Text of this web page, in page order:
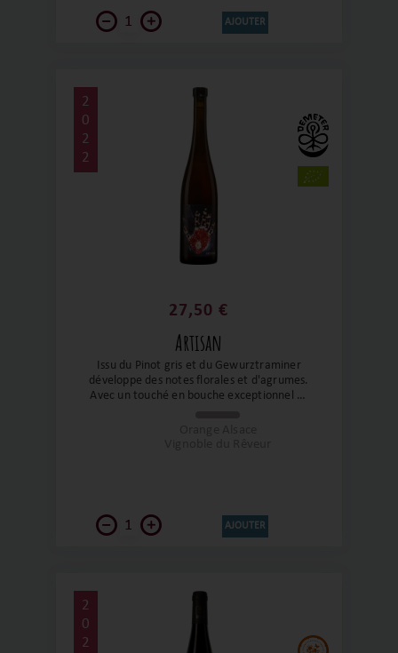
AJOUTER
2
0
2
2
27,50 €
Artisan
Issu du Pinot gris et du Gewurztraminer
développe des notes florales et d'agrumes.
Avec un touché en bouche exceptionnel et
de l'artisan, exprimant son terroir dont ce
vin est issu.AJOUTER
2
0
2